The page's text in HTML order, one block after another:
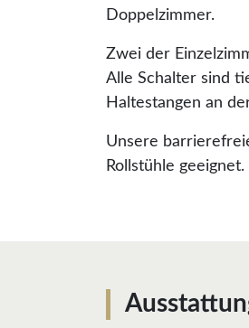
Doppelzimmer.
Zwei der
Alle Schalter sind
Haltestangen an
Unsere
Rollstühle geeignet.